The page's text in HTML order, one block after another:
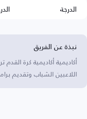
الدرجة
نبذة عن الفريق
اللاعبين الشباب وتقديم